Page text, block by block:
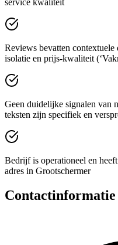
Reviews bevatten contextuele
isolatie en prijs‑kwaliteit
Geen duidelijke signalen van
teksten zijn specifiek en
Bedrijf is operationeel en
adres in Grootschermer
Contactinformatie